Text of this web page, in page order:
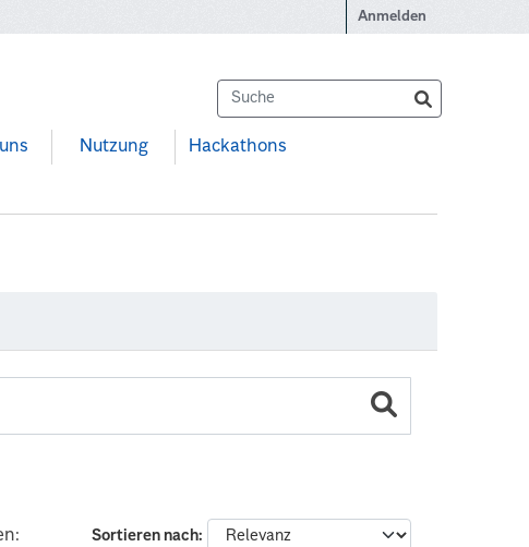
Anmelden
Nutzung Hackathons
Sortieren nach